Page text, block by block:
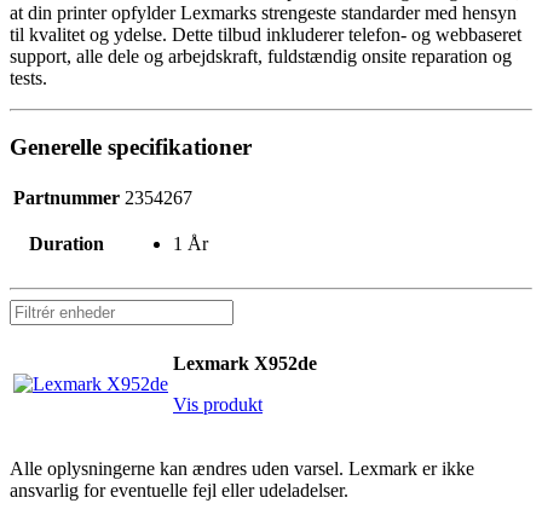
at din printer opfylder Lexmarks strengeste standarder med hensyn
til kvalitet og ydelse. Dette tilbud inkluderer telefon- og webbaseret
support, alle dele og arbejdskraft, fuldstændig onsite reparation og
tests.
Generelle specifikationer
Partnummer 2354267
Duration 1 År
Lexmark X952de
Vis produkt
Alle oplysningerne kan ændres uden varsel. Lexmark er ikke
ansvarlig for eventuelle fejl eller udeladelser.